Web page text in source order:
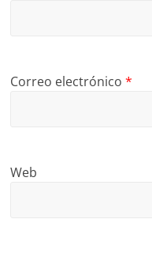
Correo electrónico*
Web